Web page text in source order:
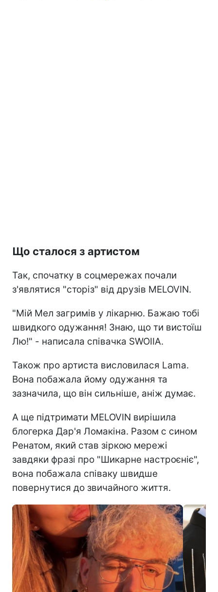
Що сталося з артистом
Так, спочатку в соцмережах почали
з'являтися "сторіз" від друзів MELOVIN.
"Мій Мел загримів у лікарню. Бажаю тобі
швидкого одужання! Знаю, що ти вистоїш
Лю!" - написала співачка SWOIIA.
Також про артиста висловилася Lama.
Вона побажала йому одужання та
зазначила, що він сильніше, аніж думає.
А ще підтримати MELOVIN вирішила
блогерка Дар'я Ломакіна. Разом с сином
Ренатом, який став зіркою мережі
завдяки фразі про "Шикарне настроєніє",
вона побажала співаку швидше
повернутися до звичайного життя.